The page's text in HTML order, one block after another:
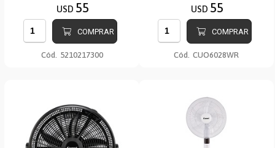
USD 55
COMPRAR
Cód. 5210217300
USD 55
COMPRAR
Cód. CUO6028WR